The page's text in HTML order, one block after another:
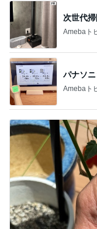
次世代
Amebaト
パナソ
Amebaト